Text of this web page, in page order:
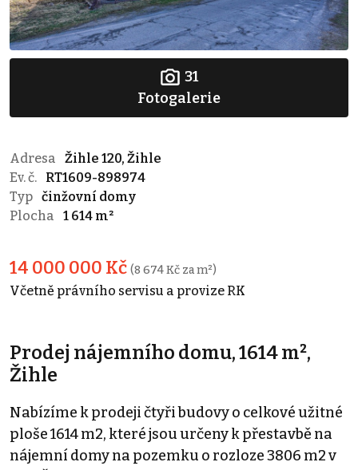
31
Fotogalerie
Adresa
Žihle 120, Žihle
Ev. č.
RT1609-898974
Typ činžovní domy
Plocha
1 614 m²
14 000 000 Kč (8 674 Kč za m²)
Včetně právního servisu a provize RK
Prodej nájemního domu, 1614 m²,
Žihle
Nabízíme k prodeji čtyři budovy o celkové užitné
ploše 1614 m2, které jsou určeny k přestavbě na
nájemní domy na pozemku o rozloze 3806 m2 v